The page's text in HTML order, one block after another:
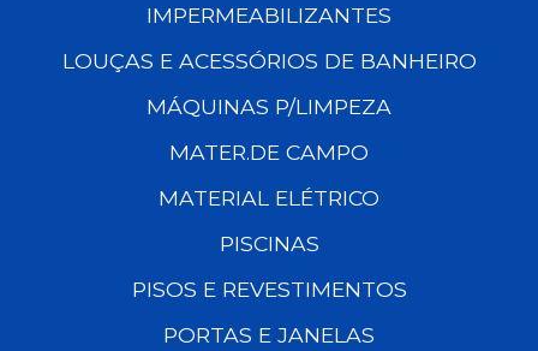
IMPERMEABILIZANTES
LOUÇAS E ACESSÓRIOS DE BANHEIRO
MÁQUINAS P/LIMPEZA
MATER.DE CAMPO
MATERIAL ELÉTRICO
PISCINAS
PISOS E REVESTIMENTOS
PORTAS E JANELAS